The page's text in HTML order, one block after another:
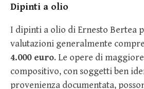
Dipinti a olio
I dipinti a olio di Ernesto Bertea
valutazioni generalmente
4.000 euro. Le opere di
compositivo, con soggetti ben
provenienza documentata,